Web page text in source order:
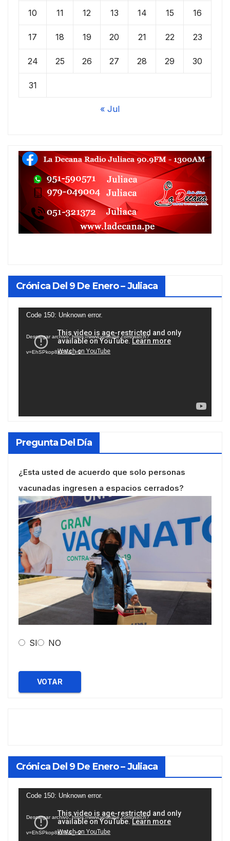
10 11 12 13 14 15 16
17 18 19 20 21 22 23
24 25 26 27 28 29 30
31
« Jul
Crónica Del 9 De Enero – Juliaca
Reproductor
vídeo
Code 150: Unknown error.
Descargar archivo: https://www.youtube.com/watch?
v=EhSPkop8KPY&_=1
Pregunta Del Día
¿Esta usted de acuerdo que solo personas
vacunadas ingresen a espacios cerrados?
SI NO
VOTAR
Crónica Del 9 De Enero – Juliaca
Reproductor
vídeo
Code 150: Unknown error.
Descargar archivo: https://www.youtube.com/watch?
v=EhSPkop8KPY&_=2